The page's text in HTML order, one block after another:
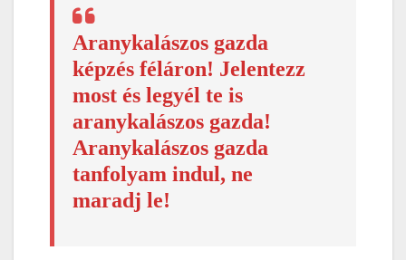
Aranykalászos gazda
képzés féláron! Jelentezz
most és legyél te is
aranykalászos gazda!
Aranykalászos gazda
tanfolyam indul, ne
maradj le!